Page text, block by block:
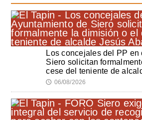
Los concejales del PP en
Siero solicitan
cese del teniente de
🕔 06/08/2026